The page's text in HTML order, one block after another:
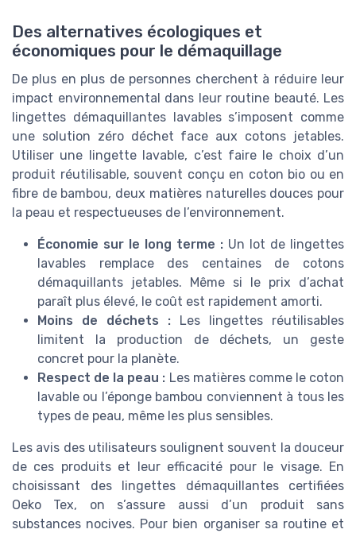
Des alternatives écologiques et
économiques pour le démaquillage
De plus en plus de personnes cherchent à réduire leur
impact environnemental dans leur routine beauté. Les
lingettes démaquillantes lavables s’imposent comme
une solution zéro déchet face aux cotons jetables.
Utiliser une lingette lavable, c’est faire le choix d’un
produit réutilisable, souvent conçu en coton bio ou en
fibre de bambou, deux matières naturelles douces pour
la peau et respectueuses de l’environnement.
Économie sur le long terme : Un lot de lingettes
lavables remplace des centaines de cotons
démaquillants jetables. Même si le prix d’achat
paraît plus élevé, le coût est rapidement amorti.
Moins de déchets : Les lingettes réutilisables
limitent la production de déchets, un geste
concret pour la planète.
Respect de la peau : Les matières comme le coton
lavable ou l’éponge bambou conviennent à tous les
types de peau, même les plus sensibles.
Les avis des utilisateurs soulignent souvent la douceur
de ces produits et leur efficacité pour le visage. En
choisissant des lingettes démaquillantes certifiées
Oeko Tex, on s’assure aussi d’un produit sans
substances nocives. Pour bien organiser sa routine et